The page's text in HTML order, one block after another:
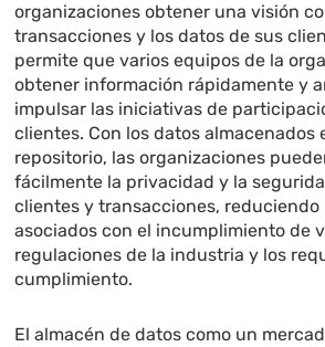
organizaciones obtener una visión
transacciones y los datos de sus
permite que varios equipos de la
obtener información rápidamente y
impulsar las iniciativas de
clientes. Con los datos almacenados
repositorio, las organizaciones
fácilmente la privacidad y la
clientes y transacciones, reduciendo
asociados con el incumplimiento de
regulaciones de la industria y los
cumplimiento.
El almacén de datos como un